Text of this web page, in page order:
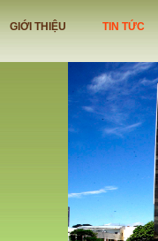
GIỚI THIỆU TIN TỨC